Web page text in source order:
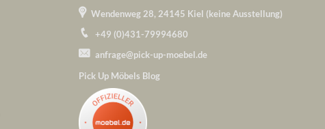
Wendenweg 28, 24145 Kiel (keine Ausstellung)
+49 (0)431-79994680
anfrage@pick-up-moebel.de
Pick Up Möbels Blog